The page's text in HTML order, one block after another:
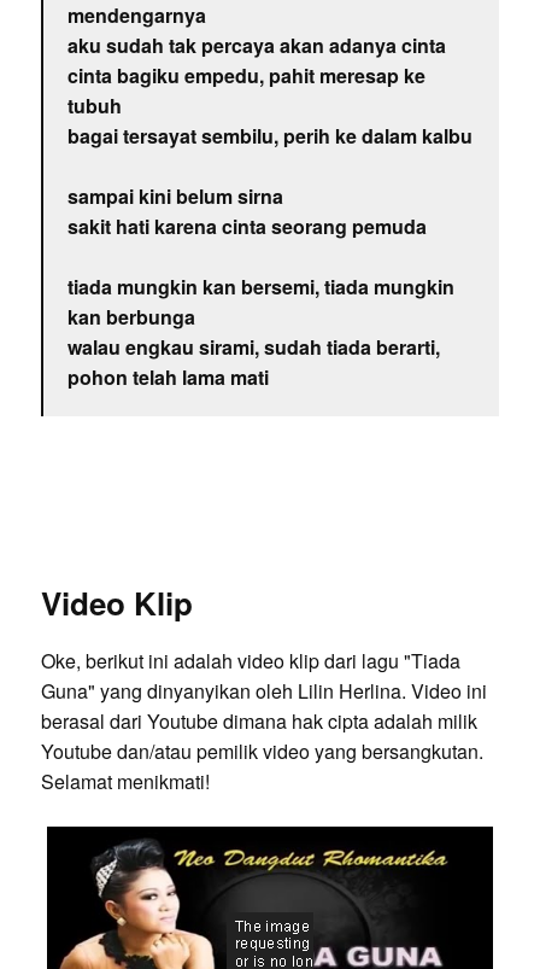
mendengarnya
aku sudah tak percaya akan adanya cinta
cinta bagiku empedu, pahit meresap ke
tubuh
bagai tersayat sembilu, perih ke dalam kalbu
sampai kini belum sirna
sakit hati karena cinta seorang pemuda
tiada mungkin kan bersemi, tiada mungkin
kan berbunga
walau engkau sirami, sudah tiada berarti,
pohon telah lama mati
Video Klip
Oke, berikut ini adalah video klip dari lagu "Tiada
Guna" yang dinyanyikan oleh Lilin Herlina. Video ini
berasal dari Youtube dimana hak cipta adalah milik
Youtube dan/atau pemilik video yang bersangkutan.
Selamat menikmati!